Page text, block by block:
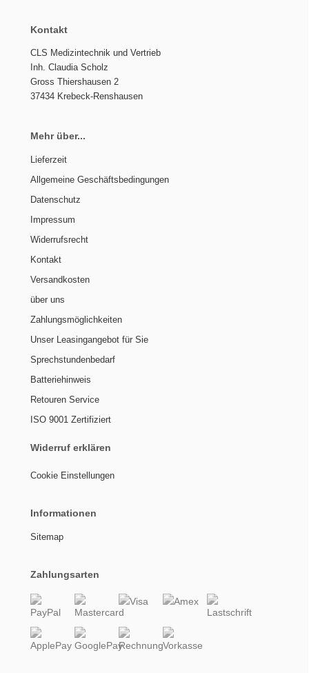
Kontakt
CLS Medizintechnik und Vertrieb
Inh. Claudia Scholz
Gross Thiershausen 2
37434 Krebeck-Renshausen
Mehr über...
Lieferzeit
Allgemeine Geschäftsbedingungen
Datenschutz
Impressum
Widerrufsrecht
Kontakt
Versandkosten
über uns
Zahlungsmöglichkeiten
Unser Leasingangebot für Sie
Sprechstundenbedarf
Batteriehinweis
Retouren Service
ISO 9001 Zertifiziert
Widerruf erklären
Cookie Einstellungen
Informationen
Sitemap
Zahlungsarten